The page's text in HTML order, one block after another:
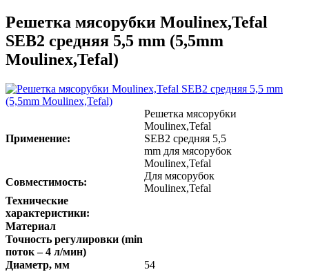
Решетка мясорубки Moulinex,Tefal
SEB2 средняя 5,5 mm (5,5mm
Moulinex,Tefal)
Применение:
Решетка мясорубки
Moulinex,Tefal
SEB2 средняя 5,5
mm для мясорубок
Moulinex,Tefal
Совместимость:
Для мясорубок
Moulinex,Tefal
Технические
характеристики:
Материал
Точность регулировки (min
поток – 4 л/мин)
Диаметр, мм
54